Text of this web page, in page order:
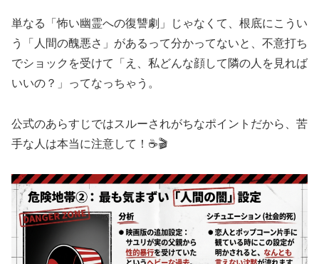
単なる「怖い幽霊への復讐劇」じゃなくて、根底にこうい
う「人間の醜悪さ」があるって分かってないと、不意打ち
でショックを受けて「え、私どんな顔して隣の人を見れば
いいの？」ってなっちゃう。
公式のあらすじではスルーされがちなポイントだから、苦
手な人は本当に注意して！☕🎬